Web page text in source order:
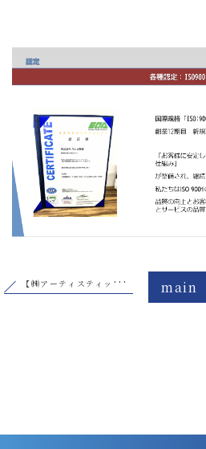
【㈱アーティスティックス様】ホームページに掲載されました。 main